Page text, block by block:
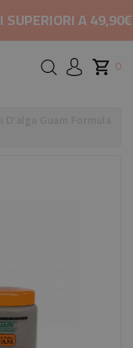
SUPERIORI A 49,90€
0